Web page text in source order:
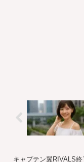
キャプテン翼RIVALS